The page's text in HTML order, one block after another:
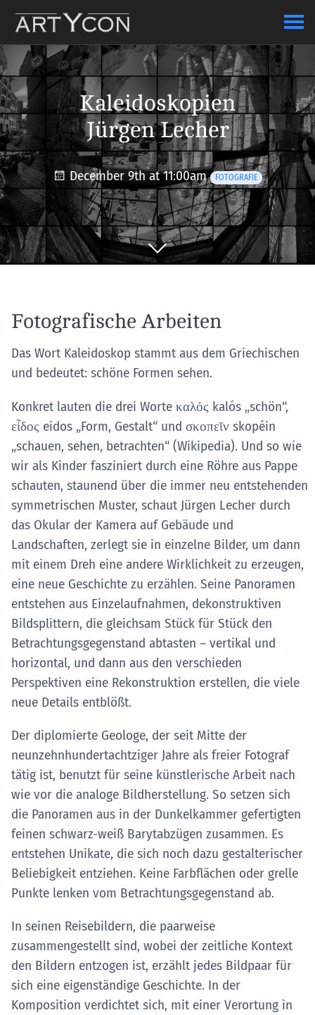
Kaleidoskopien
Jürgen Lecher
December 9th at 11:00am FOTOGRAFIE
Fotografische Arbeiten
Das Wort Kaleidoskop stammt aus dem Griechischen
und bedeutet: schöne Formen sehen.
Konkret lauten die drei Worte καλός kalós „schön“,
εἶδος eidos „Form, Gestalt“ und σκοπεῖν skopéin
„schauen, sehen, betrachten“ (Wikipedia). Und so wie
wir als Kinder fasziniert durch eine Röhre aus Pappe
schauten, staunend über die immer neu entstehenden
symmetrischen Muster, schaut Jürgen Lecher durch
das Okular der Kamera auf Gebäude und
Landschaften, zerlegt sie in einzelne Bilder, um dann
mit einem Dreh eine andere Wirklichkeit zu erzeugen,
eine neue Geschichte zu erzählen. Seine Panoramen
entstehen aus Einzelaufnahmen, dekonstruktiven
Bildsplittern, die gleichsam Stück für Stück den
Betrachtungsgegenstand abtasten – vertikal und
horizontal, und dann aus den verschieden
Perspektiven eine Rekonstruktion erstellen, die viele
neue Details entblößt.
Der diplomierte Geologe, der seit Mitte der
neunzehnhundertachtziger Jahre als freier Fotograf
tätig ist, benutzt für seine künstlerische Arbeit nach
wie vor die analoge Bildherstellung. So setzen sich
die Panoramen aus in der Dunkelkammer gefertigten
feinen schwarz-weiß Barytabzügen zusammen. Es
entstehen Unikate, die sich noch dazu gestalterischer
Beliebigkeit entziehen. Keine Farbflächen oder grelle
Punkte lenken vom Betrachtungsgegenstand ab.
In seinen Reisebildern, die paarweise
zusammengestellt sind, wobei der zeitliche Kontext
den Bildern entzogen ist, erzählt jedes Bildpaar für
sich eine eigenständige Geschichte. In der
Komposition verdichtet sich, mit einer Verortung in